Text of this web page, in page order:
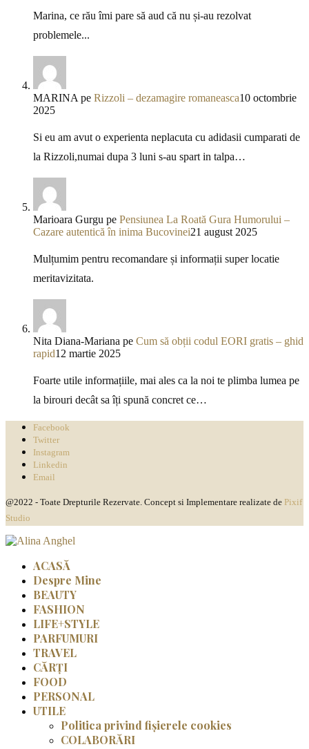
Marina, ce rău îmi pare să aud că nu și-au rezolvat
problemele...
MARINA pe Rizzoli – dezamagire romaneasca10 octombrie
2025
Si eu am avut o experienta neplacuta cu adidasii cumparati de
la Rizzoli,numai dupa 3 luni s-au spart in talpa…
Marioara Gurgu pe Pensiunea La Roată Gura Humorului –
Cazare autentică în inima Bucovinei21 august 2025
Mulțumim pentru recomandare și informații super locatie
meritavizitata.
Nita Diana-Mariana pe Cum să obții codul EORI gratis – ghid
rapid12 martie 2025
Foarte utile informațiile, mai ales ca la noi te plimba lumea pe
la birouri decât sa îți spună concret ce…
Facebook
Twitter
Instagram
Linkedin
Email
@2022 - Toate Drepturile Rezervate. Concept si Implementare realizate de Pixif
Studio
ACASĂ
Despre Mine
BEAUTY
FASHION
LIFE+STYLE
PARFUMURI
TRAVEL
CĂRȚI
FOOD
PERSONAL
UTILE
Politica privind fișierele cookies
COLABORĂRI